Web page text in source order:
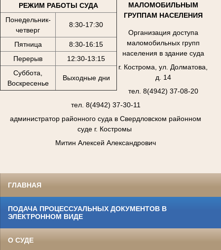
РЕЖИМ РАБОТЫ СУДА
Понедельник-
четверг
8:30-17:30
Пятница
8:30-16:15
Перерыв
12:30-13:15
Суббота,
Воскресенье
Выходные дни
МАЛОМОБИЛЬНЫМ
ГРУППАМ НАСЕЛЕНИЯ
Организация доступа
маломобильных групп
населения в здание суда
г. Кострома, ул. Долматова,
д. 14
тел. 8(4942) 37-08-20
тел. 8(4942) 37-30-11
администратор районного суда в Свердловском районном
суде г. Костромы
Митин Алексей Александрович
ГЛАВНАЯ
ПОДАЧА ПРОЦЕССУАЛЬНЫХ ДОКУМЕНТОВ В
ЭЛЕКТРОННОМ ВИДЕ
О СУДЕ